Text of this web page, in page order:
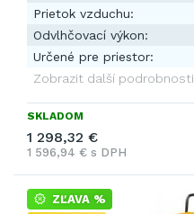
Prietok vzduchu:
Odvlhčovací výkon:
Určené pre priestor:
Zobrazit další podrobnosti
SKLADOM
1 298,32 €
1 596,94 € s DPH
ZĽAVA %